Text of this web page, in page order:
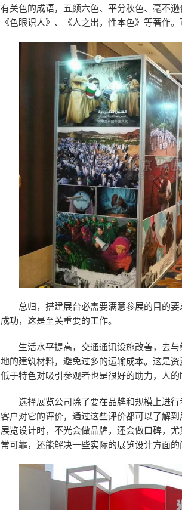
有关色的成语，五颜六色、平分秋色、毫不
《色眼识人》、《人之出，性本色》等著作。
总归，搭建展台必需要满意参展的目的
成功，这是至关重要的工作。
生活水平提高，交通通讯设施改善，去
地的建筑材料，避免过多的运输成本。这是
低于特色对吸引参观者也是很好的助力，人
选择展览公司除了要在品牌和规模上进
客户对它的评价，通过这些评价都可以了解
展览设计时，不光会做品牌，还会做口碑，
常可靠，还能解决一些实际的展览设计方面的